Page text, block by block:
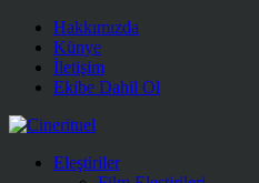
Hakkımızda
Künye
İletişim
Ekibe Dahil Ol
Eleştiriler